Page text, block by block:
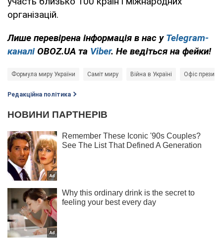
організацій.
Лише перевірена інформація в нас у Telegram-
каналі OBOZ.UA та Viber. Не ведіться на фейки!
Формула миру України Саміт миру Війна в Україні Офіс
Редакційна політика